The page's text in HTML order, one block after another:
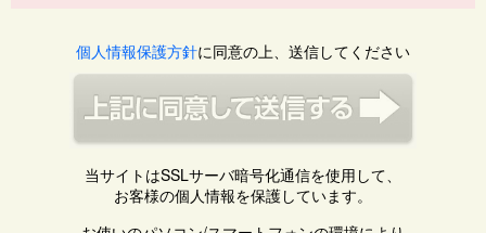
個人情報保護方針に同意の上、送信してください
当サイトはSSLサーバ暗号化通信を使用して、
お客様の個人情報を保護しています。